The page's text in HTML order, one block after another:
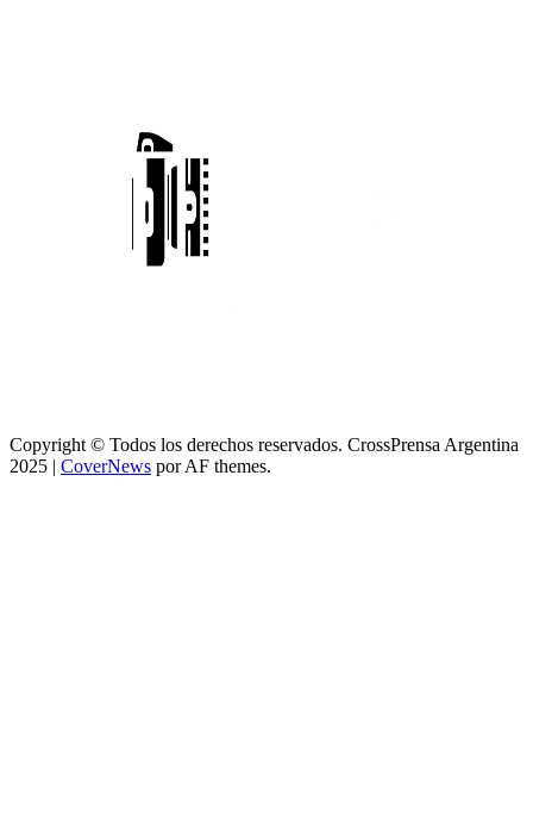
Copyright © Todos los derechos reservados. CrossPrensa Argentina
2025 | CoverNews por AF themes.